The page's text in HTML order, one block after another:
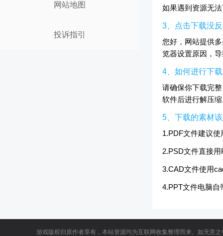
网站地图
投诉指引
如果遇到资源无
3、点击下载没
您好，网站提供
览器设置原因，
4、如何进行下
请确保你下载完
软件后进行解压
5、下载的素材
1.PDF文件建议
2.PSD文件直接
3.CAD文件使用
4.PPT文件电脑自
游戏版权归原作者享有，本站资源均为互联网收集整理而来。如无意